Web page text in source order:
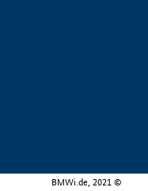
BMWi.de, 2021 ©